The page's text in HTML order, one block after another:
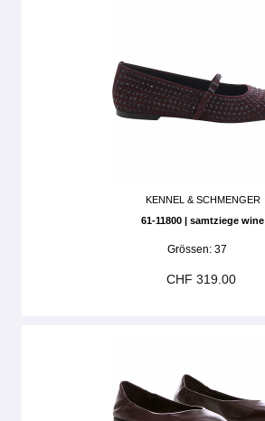
KENNEL & SCHMENGER
61-11800 | samtziege wine
Grössen: 37
CHF 319.00